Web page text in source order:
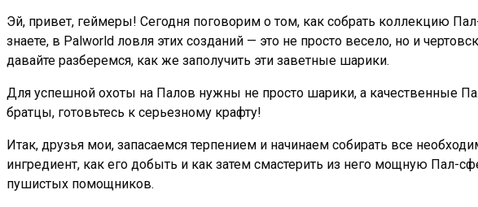
Эй, привет, геймеры! Сегодня поговорим о том, как собрать коллекцию
знаете, в Palworld ловля этих созданий — это не просто весело, но и
давайте разберемся, как же заполучить эти заветные шарики.
Для успешной охоты на Палов нужны не просто шарики, а качественные
братцы, готовьтесь к серьезному крафту!
Итак, друзья мои, запасаемся терпением и начинаем собирать все
ингредиент, как его добыть и как затем смастерить из него мощную
пушистых помощников.